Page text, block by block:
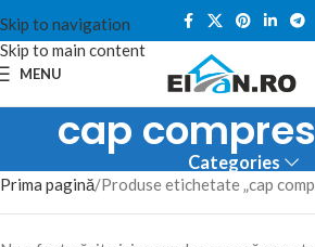
Skip to navigation
Skip to main content
MENU
cap
Categories
Prima pagină Produse etichetate „cap